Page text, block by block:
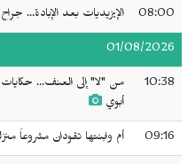
08:00 الإيزيديات بعد الإبادة...
01/08/2026
10:38
من "لا" إلى العنف...
أبوي
09:16 أم وابنتها تقودان مشروعاً